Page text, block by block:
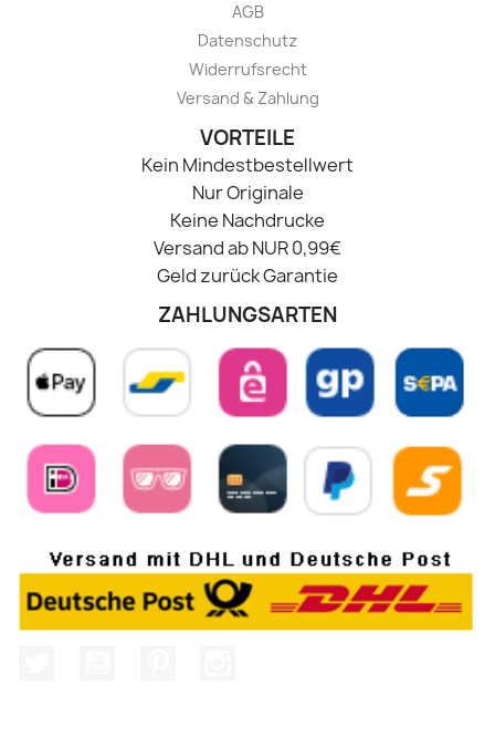
AGB
Datenschutz
Widerrufsrecht
Versand & Zahlung
VORTEILE
Kein Mindestbestellwert
Nur Originale
Keine Nachdrucke
Versand ab NUR 0,99€
Geld zurück Garantie
ZAHLUNGSARTEN